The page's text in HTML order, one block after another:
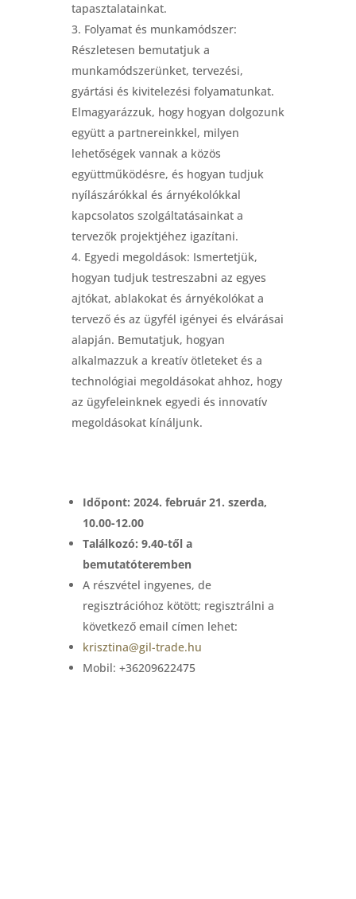
tapasztalatainkat.
Folyamat és munkamódszer:
Részletesen bemutatjuk a
munkamódszerünket, tervezési,
gyártási és kivitelezési folyamatunkat.
Elmagyarázzuk, hogy hogyan dolgozunk
együtt a partnereinkkel, milyen
lehetőségek vannak a közös
együttműködésre, és hogyan tudjuk
nyílászárókkal és árnyékolókkal
kapcsolatos szolgáltatásainkat a
tervezők projektjéhez igazítani.
Egyedi megoldások: Ismertetjük,
hogyan tudjuk testreszabni az egyes
ajtókat, ablakokat és árnyékolókat a
tervező és az ügyfél igényei és elvárásai
alapján. Bemutatjuk, hogyan
alkalmazzuk a kreatív ötleteket és a
technológiai megoldásokat ahhoz, hogy
az ügyfeleinknek egyedi és innovatív
megoldásokat kínáljunk.
Időpont: 2024. február 21. szerda,
10.00-12.00
Találkozó: 9.40-től a
bemutatóteremben
A részvétel ingyenes, de
regisztrációhoz kötött; regisztrálni a
következő email címen lehet:
krisztina@gil-trade.hu
Mobil: +36209622475